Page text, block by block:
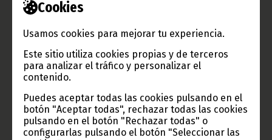
Cookies
Usamos cookies para mejorar tu experiencia.
Este sitio utiliza cookies propias y de terceros
para analizar el tráfico y personalizar el
contenido.
Puedes aceptar todas las cookies pulsando en el
botón "Aceptar todas", rechazar todas las cookies
pulsando en el botón "Rechazar todas" o
configurarlas pulsando el botón "Seleccionar las
Gobierno e Instituciones
Información de Guinea Ecuatorial